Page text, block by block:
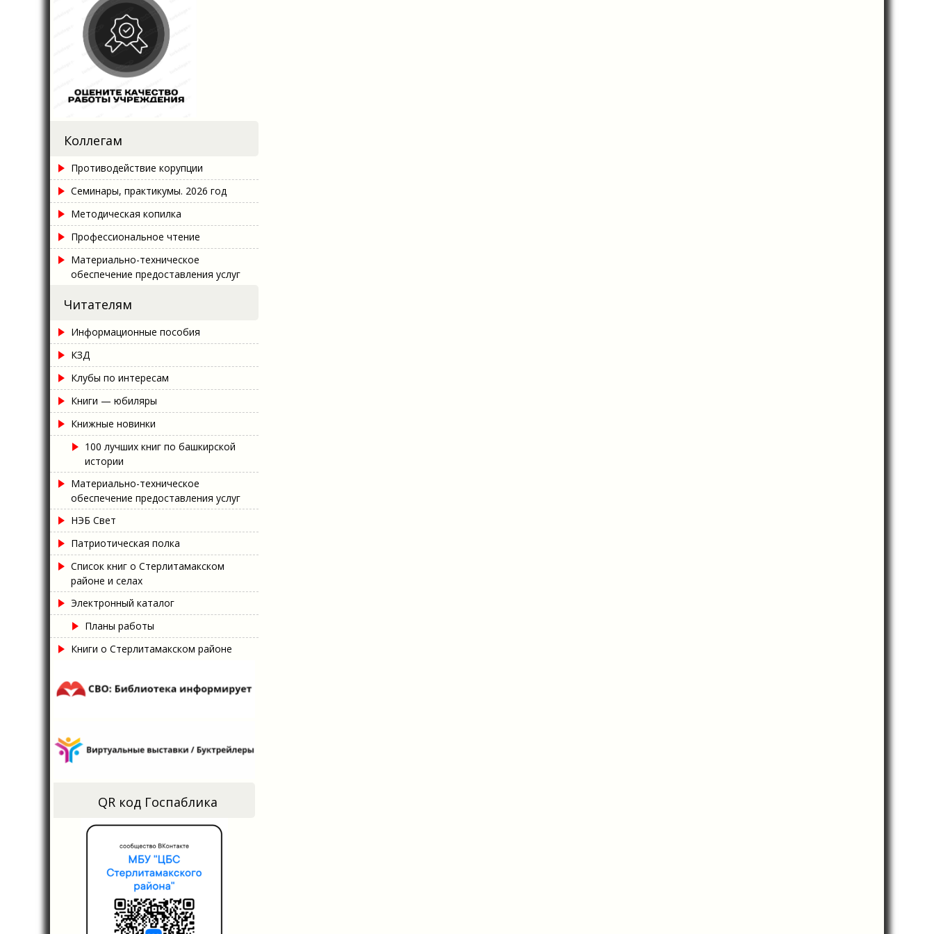
Коллегам
Противодействие корупции
Семинары, практикумы. 2026 год
Методическая копилка
Профессиональное чтение
Материально-техническое
обеспечение предоставления услуг
Читателям
Информационные пособия
КЗД
Клубы по интересам
Книги — юбиляры
Книжные новинки
100 лучших книг по башкирской
истории
Материально-техническое
обеспечение предоставления услуг
НЭБ Свет
Патриотическая полка
Список книг о Стерлитамакском
районе и селах
Электронный каталог
Планы работы
Книги о Стерлитамакском районе
QR код Госпаблика